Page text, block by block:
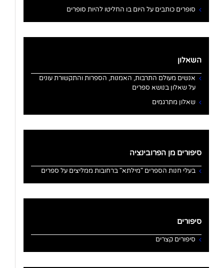
סופרים כותבים על היום בו החליטו להיות סופרים
השאלון
אנשים מעולם התרבות, האמנות, הספרות והתקשורת עונים
על שאלון בנושא ספרים
שאלון מתרגמים
סיפורים מן הפרובינציה
בעלי חנות הספרים "מילתא" ברחובות ממליצים על ספרים
סיפורים
סיפורים קצרים